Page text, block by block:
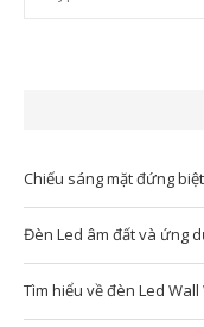
Chiếu sáng mặt đứng
Đèn Led âm đất và ứng
Tìm hiểu về đèn Led